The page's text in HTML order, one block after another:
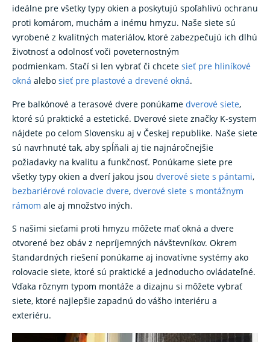
ideálne pre všetky typy okien a poskytujú spoľahlivú ochranu
proti komárom, muchám a inému hmyzu. Naše siete sú
vyrobené z kvalitných materiálov, ktoré zabezpečujú ich dlhú
životnosť a odolnosť voči poveternostným
podmienkam. Stačí si len vybrať či chcete sieť pre hliníkové
okná alebo sieť pre plastové a drevené okná.
Pre balkónové a terasové dvere ponúkame dverové siete,
ktoré sú praktické a estetické. Dverové siete značky K-system
nájdete po celom Slovensku aj v Českej republike. Naše siete
sú navrhnuté tak, aby spĺňali aj tie najnáročnejšie
požiadavky na kvalitu a funkčnosť. Ponúkame siete pre
všetky typy okien a dverí jakou jsou dverové siete s pántami,
bezbariérové rolovacie dvere, dverové siete s montážnym
rámom ale aj množstvo iných.
S našimi sieťami proti hmyzu môžete mať okná a dvere
otvorené bez obáv z nepríjemných návštevníkov. Okrem
štandardných riešení ponúkame aj inovatívne systémy ako
rolovacie siete, ktoré sú praktické a jednoducho ovládateľné.
Vďaka rôznym typom montáže a dizajnu si môžete vybrať
siete, ktoré najlepšie zapadnú do vášho interiéru a
exteriéru.